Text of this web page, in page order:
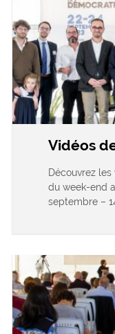
Vidéos
Découvrez
du week-end
septembre –